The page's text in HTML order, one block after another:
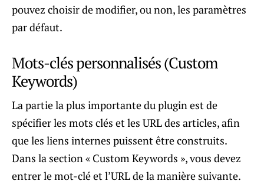
pouvez choisir de modifier, ou non, les paramètres
par défaut.
Mots-clés personnalisés (Custom
Keywords)
La partie la plus importante du plugin est de
spécifier les mots clés et les URL des articles, afin
que les liens internes puissent être construits.
Dans la section « Custom Keywords », vous devez
entrer le mot-clé et l’URL de la manière suivante.